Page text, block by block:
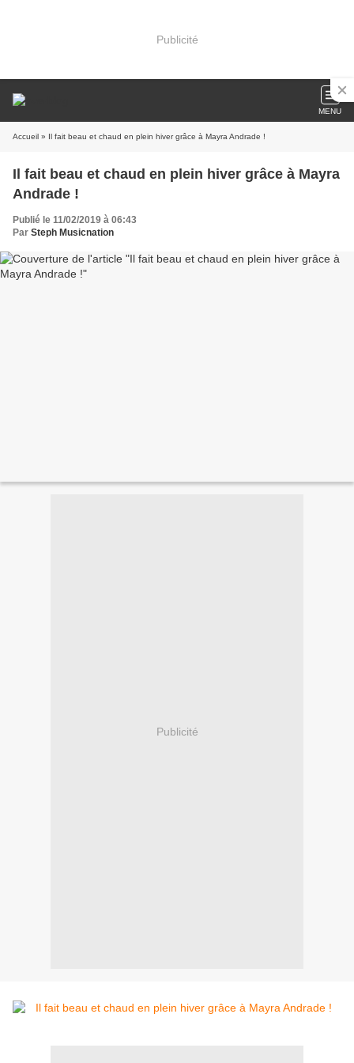
Publicité
MENU
Accueil » Il fait beau et chaud en plein hiver grâce à Mayra Andrade !
Il fait beau et chaud en plein hiver grâce à Mayra
Andrade !
Publié le 11/02/2019 à 06:43
Par Steph Musicnation
Publicité